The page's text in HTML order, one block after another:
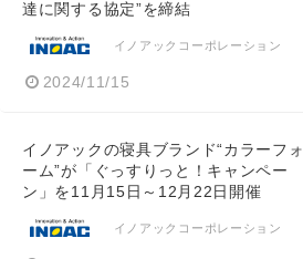
達に関する協定”を締結
イノアックコーポレーション
2024/11/15
イノアックの寝具ブランド“カラーフォ
ーム”が「ぐっすりっと！キャンペー
ン」を11月15日～12月22日開催
イノアックコーポレーション